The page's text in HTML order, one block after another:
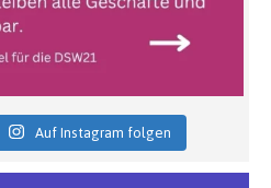
Auf Instagram folgen